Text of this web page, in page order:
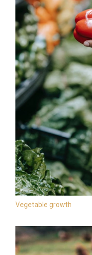
Vegetable growth